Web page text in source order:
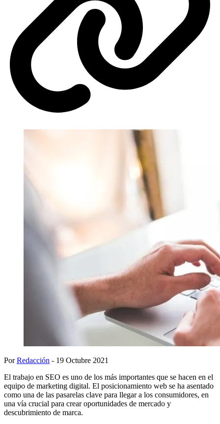
PorRedacción - 19 Octubre 2021
El trabajo en SEO es uno de los más importantes que se hacen en el
equipo de marketing digital. El posicionamiento web se ha asentado
como una de las pasarelas clave para llegar a los consumidores, en
una vía crucial para crear oportunidades de mercado y
descubrimiento de marca.